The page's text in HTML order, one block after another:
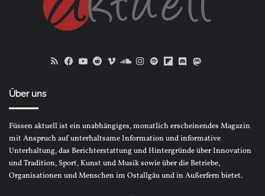
RSS Facebook
YouTube
RedditVimeoSoundCloud
Instagram
SpotifyFlipboard
Discord
Über uns
Füssen aktuell ist ein unabhängiges, monatlich erscheinendes Magazin
mit Anspruch auf unterhaltsame Information und informative
Unterhaltung, das Berichterstattung und Hintergründe über Innovation
und Tradition, Sport, Kunst und Musik sowie über die Betriebe,
Organisationen und Menschen im Ostallgäu und in Außerfern bietet.